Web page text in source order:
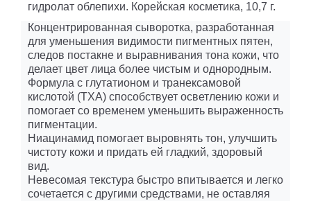
гидролат облепихи. Корейская косметика, 10,7 г.
Концентрированная сыворотка, разработанная
для уменьшения видимости пигментных пятен,
следов постакне и выравнивания тона кожи, что
делает цвет лица более чистым и однородным.
Формула с глутатионом и транексамовой
кислотой (TXA) способствует осветлению кожи и
помогает со временем уменьшить выраженность
пигментации.
Ниацинамид помогает выровнять тон, улучшить
чистоту кожи и придать ей гладкий, здоровый
вид.
Невесомая текстура быстро впитывается и легко
сочетается с другими средствами, не оставляя